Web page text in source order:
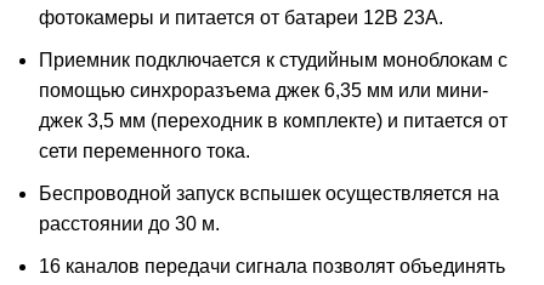
фотокамеры и питается от батареи 12В 23А.
Приемник подключается к студийным моноблокам с
помощью синхроразъема джек 6,35 мм или мини-
джек 3,5 мм (переходник в комплекте) и питается от
сети переменного тока.
Беспроводной запуск вспышек осуществляется на
расстоянии до 30 м.
16 каналов передачи сигнала позволят объединять